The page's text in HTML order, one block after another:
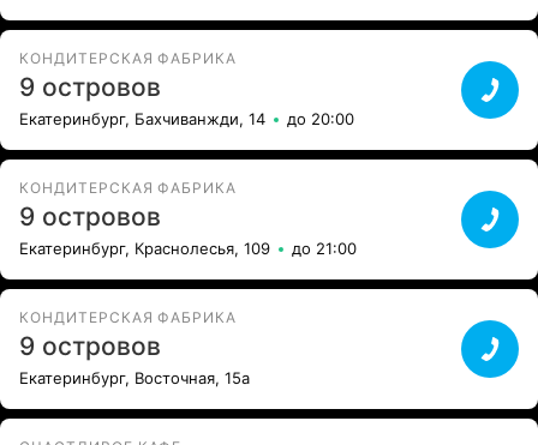
КОНДИТЕРСКАЯ ФАБРИКА
9 островов
Екатеринбург, Бахчиванжди, 14 до 20:00
КОНДИТЕРСКАЯ ФАБРИКА
9 островов
Екатеринбург, Краснолесья, 109 до 21:00
КОНДИТЕРСКАЯ ФАБРИКА
9 островов
Екатеринбург, Восточная, 15а